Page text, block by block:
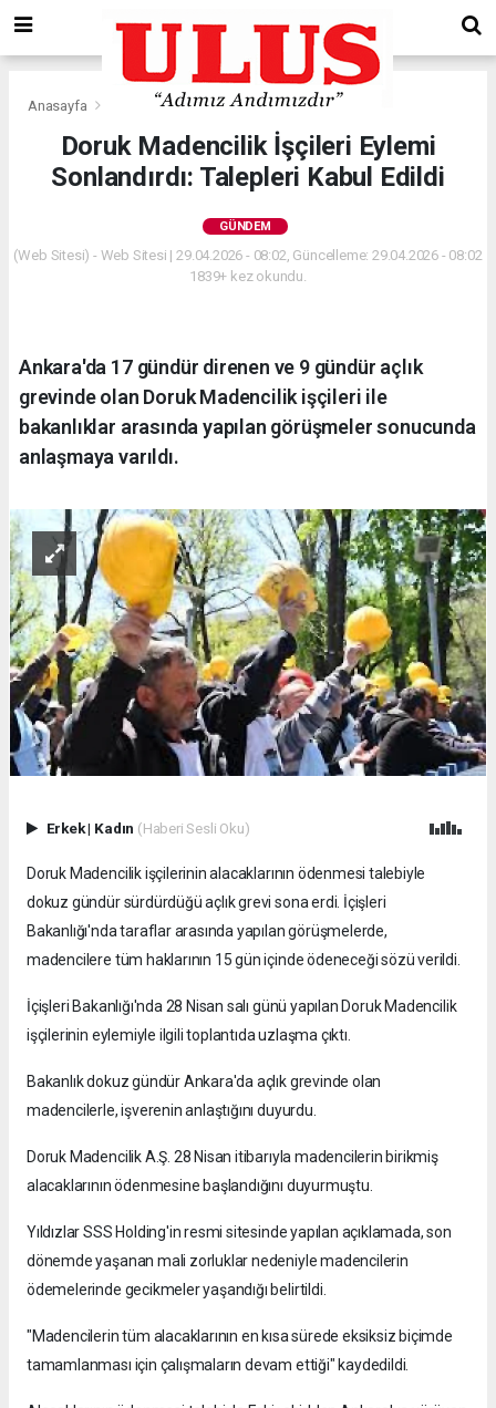
Anasayfa Gündem
Doruk Madencilik İşçileri Eylemi
Sonlandırdı: Talepleri Kabul Edildi
GÜNDEM
(Web Sitesi) - Web Sitesi | 29.04.2026 - 08:02, Güncelleme: 29.04.2026 - 08:02
1839+ kez okundu.
Ankara'da 17 gündür direnen ve 9 gündür açlık
grevinde olan Doruk Madencilik işçileri ile
bakanlıklar arasında yapılan görüşmeler sonucunda
anlaşmaya varıldı.
Erkek| Kadın (Haberi Sesli Oku)
Doruk Madencilik işçilerinin alacaklarının ödenmesi talebiyle
dokuz gündür sürdürdüğü açlık grevi sona erdi. İçişleri
Bakanlığı'nda taraflar arasında yapılan görüşmelerde,
madencilere tüm haklarının 15 gün içinde ödeneceği sözü verildi.
İçişleri Bakanlığı'nda 28 Nisan salı günü yapılan Doruk Madencilik
işçilerinin eylemiyle ilgili toplantıda uzlaşma çıktı.
Bakanlık dokuz gündür Ankara'da açlık grevinde olan
madencilerle, işverenin anlaştığını duyurdu.
Doruk Madencilik A.Ş. 28 Nisan itibarıyla madencilerin birikmiş
alacaklarının ödenmesine başlandığını duyurmuştu.
Yıldızlar SSS Holding'in resmi sitesinde yapılan açıklamada, son
dönemde yaşanan mali zorluklar nedeniyle madencilerin
ödemelerinde gecikmeler yaşandığı belirtildi.
"Madencilerin tüm alacaklarının en kısa sürede eksiksiz biçimde
tamamlanması için çalışmaların devam ettiği" kaydedildi.